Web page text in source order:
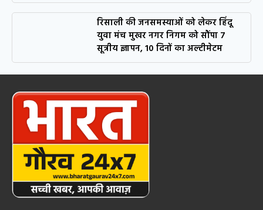
रिसाली की जनसमस्याओं को लेकर हिंदू
युवा मंच मुखर नगर निगम को सौंपा 7
सूत्रीय ज्ञापन, 10 दिनों का अल्टीमेटम